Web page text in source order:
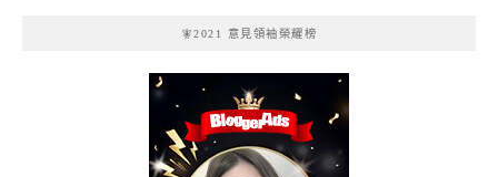
🧚2021 意見領袖榮耀榜